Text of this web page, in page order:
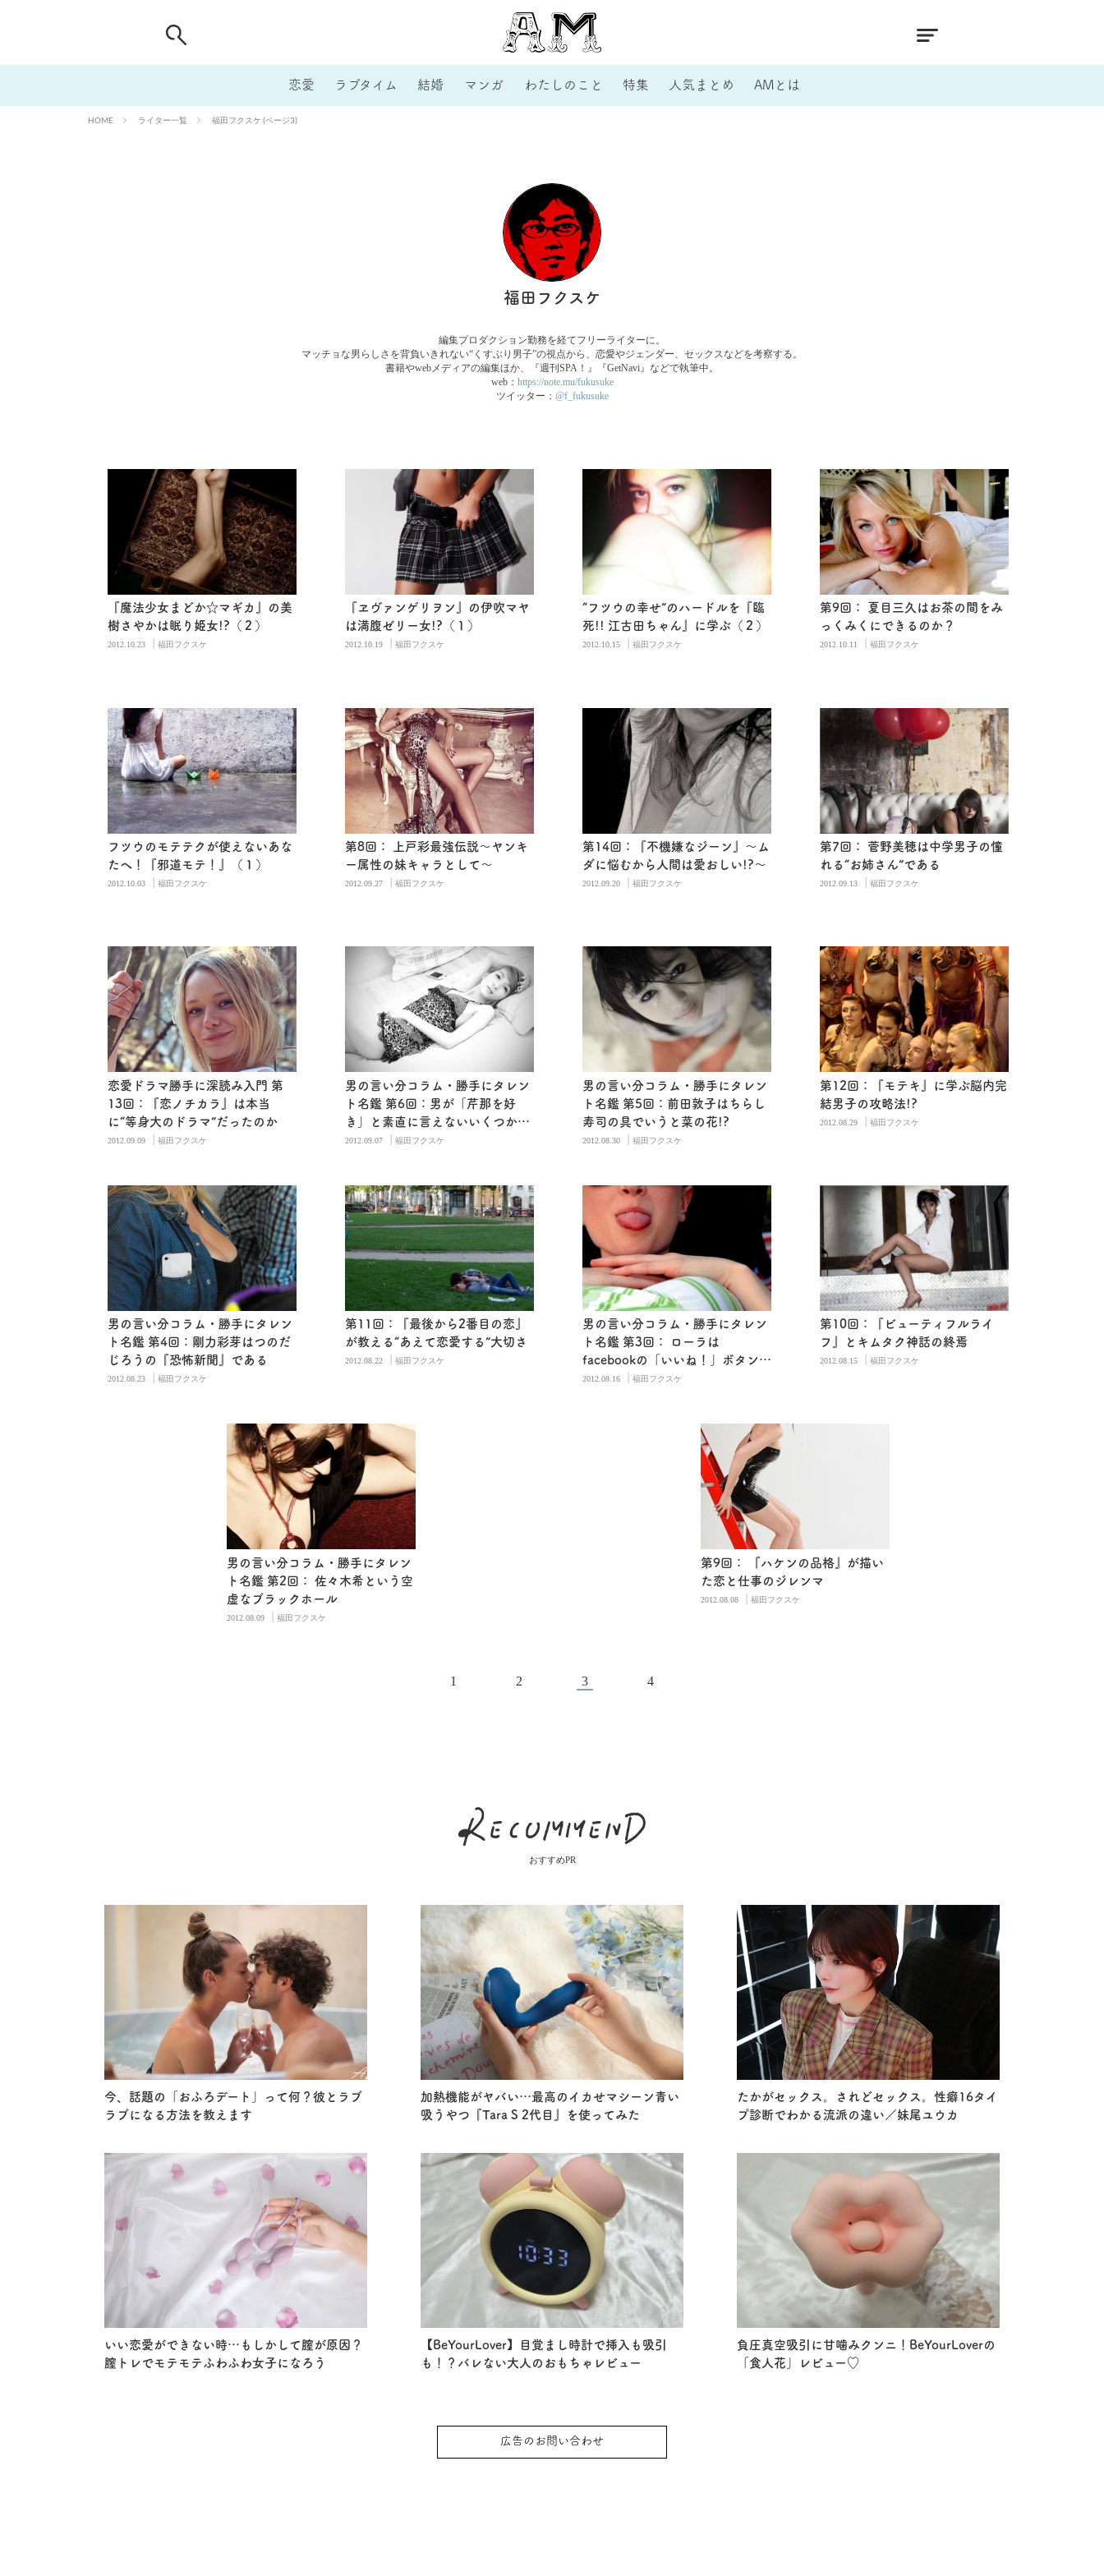
恋愛 ラブタイム 結婚 マンガ わたしのこと 特集 人気まとめ AMとは
HOME ライター一覧 福田フクスケ (ページ3)
福田フクスケ
編集プロダクション勤務を経てフリーライターに。
マッチョな男らしさを背負いきれない“くすぶり男子”の視点から、恋愛やジェンダー、セックスなどを考察する。
書籍やwebメディアの編集ほか、『週刊SPA！』『GetNavi』などで執筆中。
web： https://note.mu/fukusuke
ツイッター： @f_fukusuke
『魔法少女まどか☆マギカ』の美
樹さやかは眠り姫女!?（２）
2012.10.23 |福田フクスケ
『ヱヴァンゲリヲン』の伊吹マヤ
は満腹ゼリー女!?（１）
2012.10.19 |福田フクスケ
“フツウの幸せ”のハードルを『臨
死!! 江古田ちゃん』に学ぶ（２）
2012.10.15 福田フクスケ
第9回： 夏目三久はお茶の間をみ
っくみくにできるのか？
2012.10.11 福田フクスケ
フツウのモテテクが使えないあな
たへ！『邪道モテ！』（１）
2012.10.03 |福田フクスケ
第8回： 上戸彩最強伝説～ヤンキ
ー属性の妹キャラとして～
2012.09.27 |福田フクスケ
第14回：『不機嫌なジーン』～ム
ダに悩むから人間は愛おしい!?～
2012.09.20 | 福田フクスケ
第7回： 菅野美穂は中学男子の憧
れる“お姉さん”である
2012.09.13 | 福田フクスケ
恋愛ドラマ勝手に深読み入門 第
13回：『恋ノチカラ』は本当
に“等身大のドラマ”だったのか
2012.09.09 |福田フクスケ
男の言い分コラム・勝手にタレン
ト名鑑 第6回：男が「芹那を好
き」と素直に言えないいくつかの
理由
2012.09.07 |福田フクスケ
男の言い分コラム・勝手にタレン
ト名鑑 第5回：前田敦子はちらし
寿司の具でいうと菜の花!?
2012.08.30 | 福田フクスケ
第12回：『モテキ』に学ぶ脳内完
結男子の攻略法!?
2012.08.29 | 福田フクスケ
男の言い分コラム・勝手にタレン
ト名鑑 第4回：剛力彩芽はつのだ
じろうの『恐怖新聞』である
2012.08.23 |福田フクスケ
第11回：『最後から2番目の恋』
が教える“あえて恋愛する”大切さ
2012.08.22 |福田フクスケ
男の言い分コラム・勝手にタレン
ト名鑑 第3回： ローラは
facebookの「いいね！」ボタンで
ある
2012.08.16 | 福田フクスケ
第10回：『ビューティフルライ
フ』とキムタク神話の終焉
2012.08.15 | 福田フクスケ
男の言い分コラム・勝手にタレン
ト名鑑 第2回： 佐々木希という空
虚なブラックホール
2012.08.09 | 福田フクスケ
第9回： 『ハケンの品格』が描い
た恋と仕事のジレンマ
2012.08.08 |福田フクスケ
1 2 3 4
おすすめPR
今、話題の「おふろデート」って何？彼とラブ
ラブになる方法を教えます
加熱機能がヤバい…最高のイカせマシーン青い
吸うやつ『Tara S 2代目』を使ってみた
たかがセックス。されどセックス。性癖16タイ
プ診断でわかる流派の違い／妹尾ユウカ
いい恋愛ができない時…もしかして膣が原因？
膣トレでモテモテふわふわ女子になろう
【BeYourLover】目覚まし時計で挿入も吸引
も！？バレない大人のおもちゃレビュー
負圧真空吸引に甘噛みクンニ！BeYourLoverの
「食人花」レビュー♡
広告のお問い合わせ